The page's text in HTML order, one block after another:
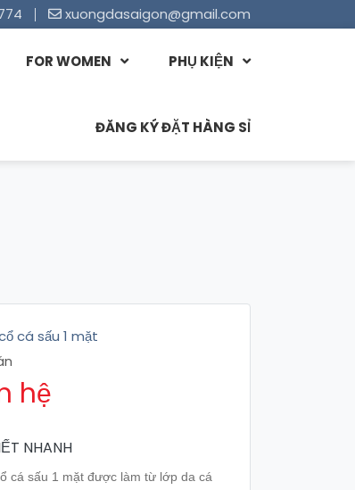
xuongdasaigon@gmail.com
FOR WOMEN PHỤ KIỆN
ĐĂNG KÝ ĐẶT HÀNG SỈ
cá sấu 1 mặt
hệ
NHANH
cá sấu 1 mặt được làm từ lớp da cá